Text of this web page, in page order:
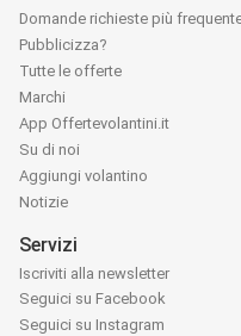
Domande richieste più
Pubblicizza?
Tutte le offerte
Marchi
App Offertevolantini.it
Su di noi
Aggiungi volantino
Notizie
Servizi
Iscriviti alla newsletter
Seguici su Facebook
Seguici su Instagram